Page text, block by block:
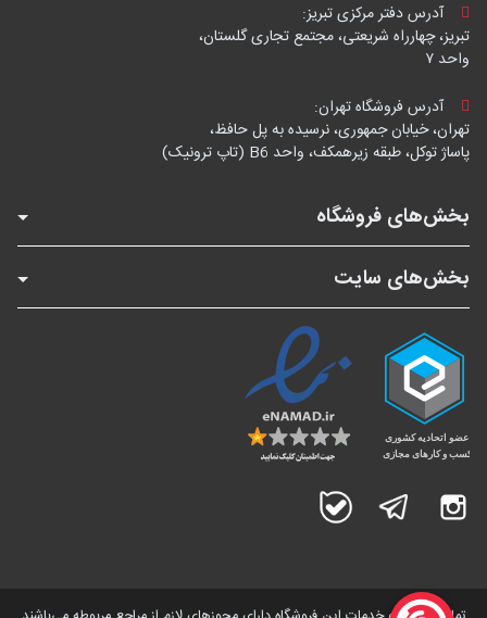
آدرس دفتر مرکزی تبریز:
تبریز، چهارراه شریعتی، مجتمع تجاری گلستان،
واحد ۷
آدرس فروشگاه تهران:
تهران، خیابان جمهوری، نرسیده به پل حافظ،
پاساژ توکل، طبقه زیرهمکف، واحد B6 (تاپ ترونیک)
بخش‌های فروشگاه
بخش‌های سایت
اینستاگرام تلگرام